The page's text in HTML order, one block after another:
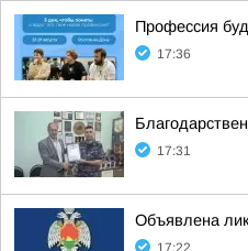
Профессия
17:36
17:31
Объявлена
17:22